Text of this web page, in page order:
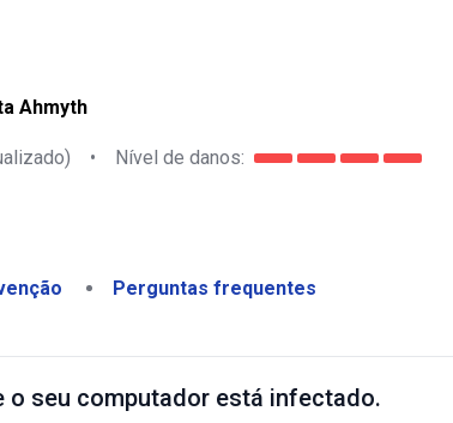
Ahmyth
• Nível de danos:
Perguntas frequentes
o seu computador está infectado.